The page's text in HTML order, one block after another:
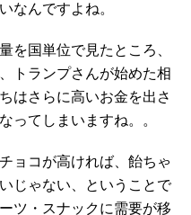
なんですよね。
を国単位で見たところ、
トランプさんが始めた相
はさらに高いお金を出さ
ってしまいますね。。
ョコが高ければ、飴ちゃ
じゃない、ということで
ツ・スナックに需要が移